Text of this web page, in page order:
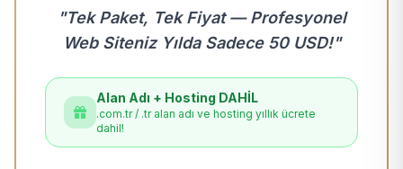
"Tek Paket, Tek Fiyat — Profesyonel
Web Siteniz Yılda Sadece 50 USD!"
Alan Adı + Hosting DAHİL
.com.tr / .tr alan adı ve hosting yıllık ücrete
dahil!